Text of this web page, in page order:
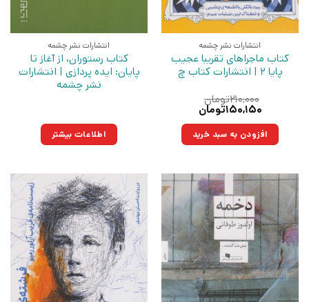
انتشارات نشر چشمه
کتاب ماجراهای تقریبا عجیب
پایا 2 | انتشارات کتاب چ
۲۱۰,۰۰۰تومان
قیمت
۲۱۰,۰۰۰تومان
بود.
۱۵۰,۱۵۰تومان
۱۵۰,۱۵۰تومان.افزودن به سبد خرید
انتشارات نشر چشمه
کتاب رستوران، از آغاز تا
پایان: ایده پردازی | انتشارات
نشر چشمه
اطلاعات بیشتر